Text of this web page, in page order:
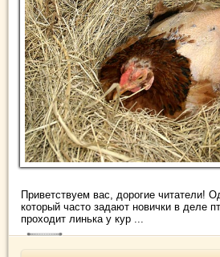
Приветствуем вас, дорогие читатели!
который часто задают новички в деле
проходит линька у кур ...